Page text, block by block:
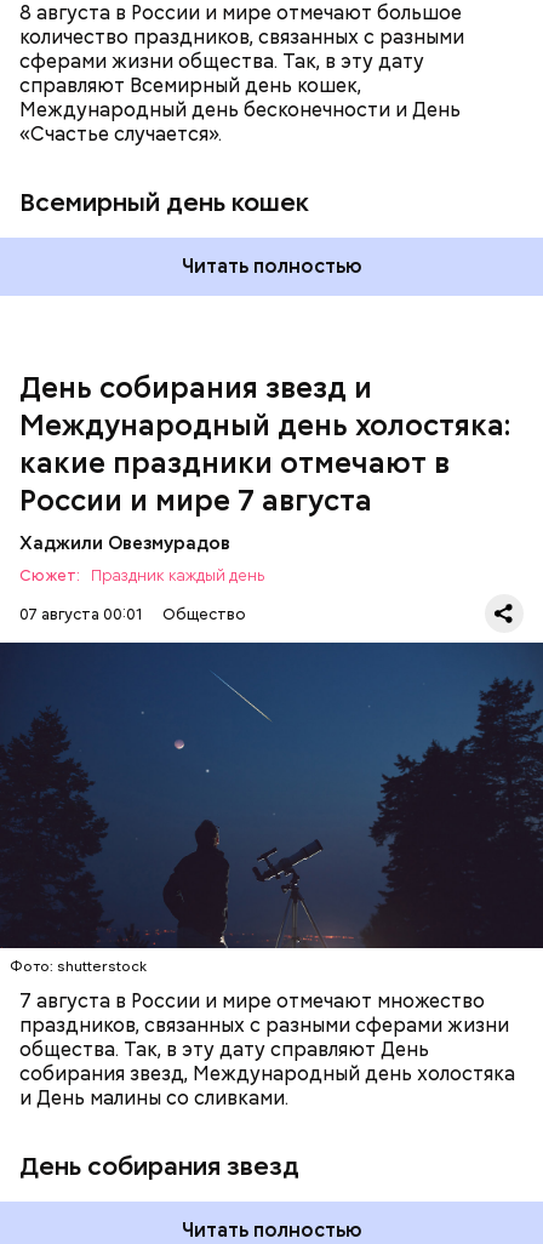
8 августа в России и мире отмечают большое
количество праздников, связанных с разными
сферами жизни общества. Так, в эту дату
справляют Всемирный день кошек,
Международный день бесконечности и День
«Счастье случается».
Всемирный день кошек
Читать полностью
День собирания звезд и
Международный день холостяка:
какие праздники отмечают в
России и мире 7 августа
Хаджили Овезмурадов
Сюжет:
Праздник каждый день
07 августа 00:01
Общество
Фото: shutterstock
7 августа в России и мире отмечают множество
праздников, связанных с разными сферами жизни
общества. Так, в эту дату справляют День
собирания звезд, Международный день холостяка
и День малины со сливками.
День собирания звезд
День собирания звезд учрежден в честь
метеорного потока Персеиды, который ежегодно
можно наблюдать в августе. Все любители
смотреть на звездопад 7 августа выезжают за
город — в местность, где нет светового
загрязнения и где можно невооруженным глазом
наблюдать за падающими звездами.
Читать полностью
ЕДА ПРАЗДНИКИ
СЛАДОСТИ
кабачок;
петрушка;
оливковое масло;
— Кабачки, порезанные кубиками, нужно легко
обжарить на сковороде. К ним добавляются зелень
петрушки, чеснок, соль и оливковое масло.
Получается очень вкусно, — поделился рецептом
Копылов.
Спагетти из кабачков